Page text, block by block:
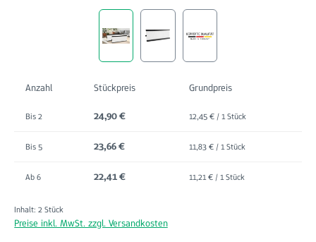
Anzahl Stückpreis Grundpreis
Bis2 24,90 € 12,45 € / 1 Stück
Bis5 23,66 € 11,83 € / 1 Stück
Ab6 22,41 € 11,21 € / 1 Stück
Inhalt: 2 Stück
Preise inkl. MwSt. zzgl. Versandkosten